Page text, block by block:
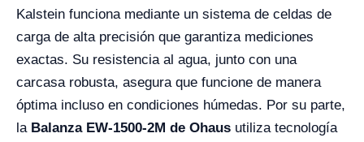
Kalstein funciona mediante un sistema de celdas de
carga de alta precisión que garantiza mediciones
exactas. Su resistencia al agua, junto con una
carcasa robusta, asegura que funcione de manera
óptima incluso en condiciones húmedas. Por su parte,
la Balanza EW-1500-2M de Ohaus utiliza tecnología